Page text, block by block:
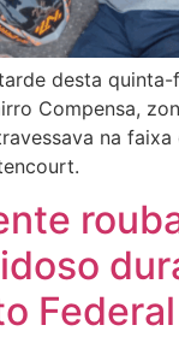
desta quinta-
Compensa,
na
Federal